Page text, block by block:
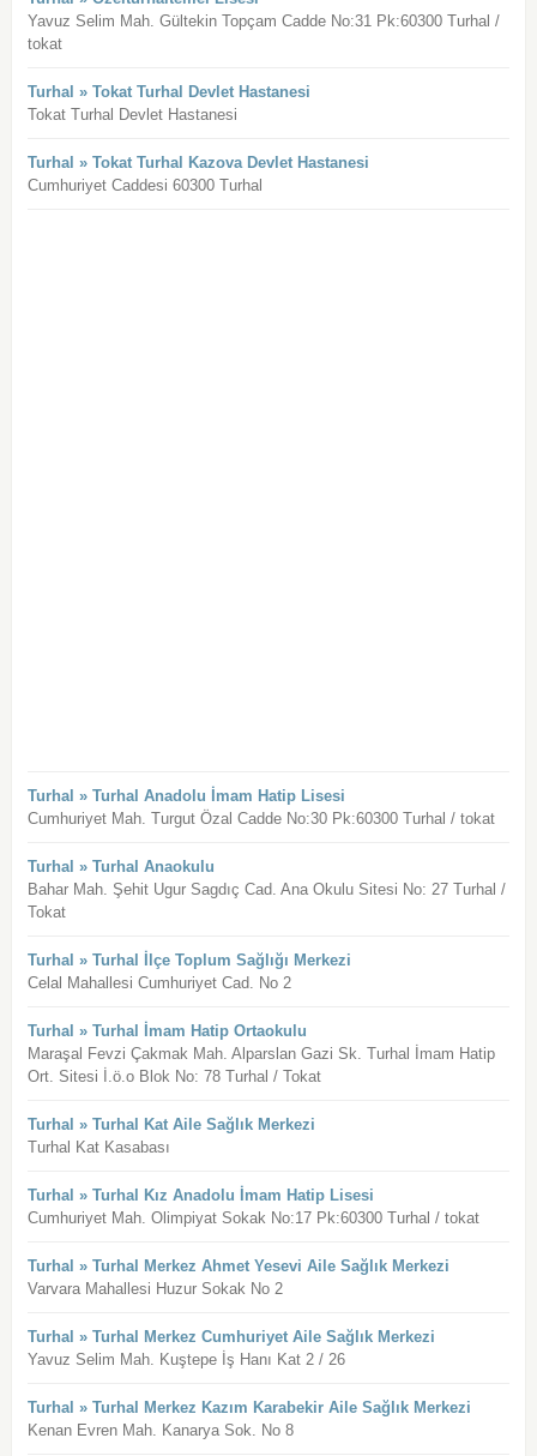
Yavuz Selim Mah. Gültekin Topçam Cadde No:31 Pk:60300 Turhal /
tokat
Turhal » Tokat Turhal Devlet Hastanesi
Tokat Turhal Devlet Hastanesi
Turhal » Tokat Turhal Kazova Devlet Hastanesi
Cumhuriyet Caddesi 60300 Turhal
Turhal » Turhal Anadolu İmam Hatip Lisesi
Cumhuriyet Mah. Turgut Özal Cadde No:30 Pk:60300 Turhal / tokat
Turhal » Turhal Anaokulu
Bahar Mah. Şehit Ugur Sagdıç Cad. Ana Okulu Sitesi No: 27 Turhal /
Tokat
Turhal » Turhal İlçe Toplum Sağlığı Merkezi
Celal Mahallesi Cumhuriyet Cad. No 2
Turhal » Turhal İmam Hatip Ortaokulu
Maraşal Fevzi Çakmak Mah. Alparslan Gazi Sk. Turhal İmam Hatip
Ort. Sitesi İ.ö.o Blok No: 78 Turhal / Tokat
Turhal » Turhal Kat Aile Sağlık Merkezi
Turhal Kat Kasabası
Turhal » Turhal Kız Anadolu İmam Hatip Lisesi
Cumhuriyet Mah. Olimpiyat Sokak No:17 Pk:60300 Turhal / tokat
Turhal » Turhal Merkez Ahmet Yesevi Aile Sağlık Merkezi
Varvara Mahallesi Huzur Sokak No 2
Turhal » Turhal Merkez Cumhuriyet Aile Sağlık Merkezi
Yavuz Selim Mah. Kuştepe İş Hanı Kat 2 / 26
Turhal » Turhal Merkez Kazım Karabekir Aile Sağlık Merkezi
Kenan Evren Mah. Kanarya Sok. No 8